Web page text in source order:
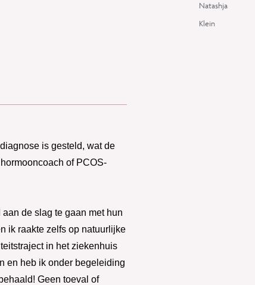
Natashja
Klein
is gesteld, wat de
of PCOS-
de slag te gaan met hun
ik raakte zelfs op natuurlijke
in het ziekenhuis
en heb ik onder begeleiding
Geen toeval of